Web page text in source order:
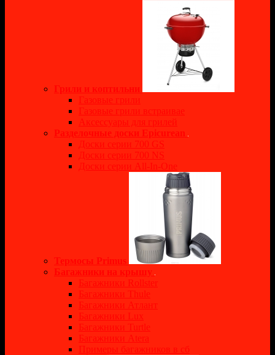
Грили и коптильни
Газовые грили
Газовые грили встраивае
Аксессуары для грилей
Разделочные доски Epicurean
Доски серии 700 GS
Доски серии 700 NS
Доски серии All-In-One
Термосы Primus
Багажники на крышу
Багажники Rollster
Багажники Thule
Багажники Атлант
Багажники Lux
Багажники Turtle
Багажники Atera
Примеры багажников в сб